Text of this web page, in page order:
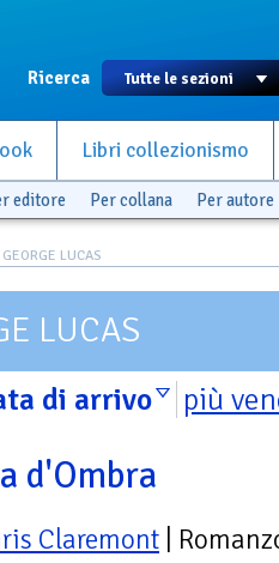
Ricerca
Libri collezionismo
editore Per collana Per autore
LUCAS
LUCAS
di arrivo più
d'Ombra
Claremont |